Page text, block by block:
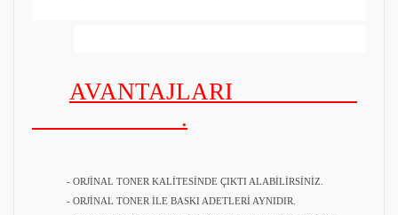
AVANTAJLARI
.
- ORJİNAL TONER KALİTESİNDE ÇIKTI ALABİLİRSİNİZ.
- ORJİNAL TONER İLE BASKI ADETLERİ AYNIDIR.